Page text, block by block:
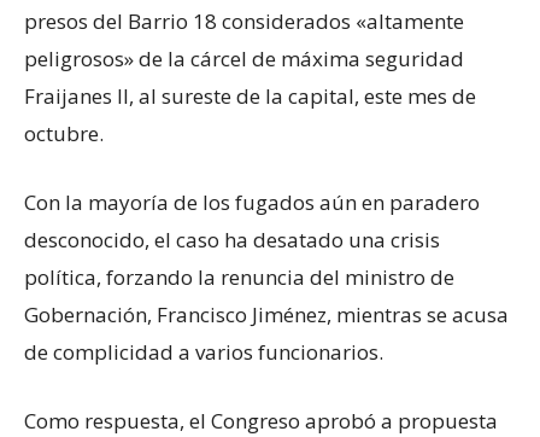
presos del Barrio 18 considerados «altamente
peligrosos» de la cárcel de máxima seguridad
Fraijanes II, al sureste de la capital, este mes de
octubre.
Con la mayoría de los fugados aún en paradero
desconocido, el caso ha desatado una crisis
política, forzando la renuncia del ministro de
Gobernación, Francisco Jiménez, mientras se acusa
de complicidad a varios funcionarios.
Como respuesta, el Congreso aprobó a propuesta